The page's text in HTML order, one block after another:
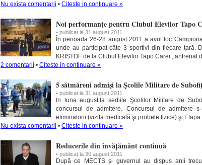
Nu exista comentarii • Citeste in continuare »
Noi performanţe pentru Clubul Elevilor Tapo
• publicat la 31 august 2011
În perioada 26-28 august 2011 a avut loc
unde au participat câte 3 sportivi din fiecare ţară.
KRISTOF de la Clubul Elevilor Tapo Carei , antrenat
2 comentarii • Citeste in continuare »
5 sătmăreni admişi la Şcolile Militare de
• publicat la 31 august 2011
In luna august,la sediile Şcolilor Militare de
concursul de admitere. Concursul de admitere
eliminatorii (vizita medicală şi probele fizice) şi
Nu exista comentarii • Citeste in continuare »
Reducerile din învățământ continuă
• publicat la 30 august 2011
După ce MECTS și guvernul au dispus anii